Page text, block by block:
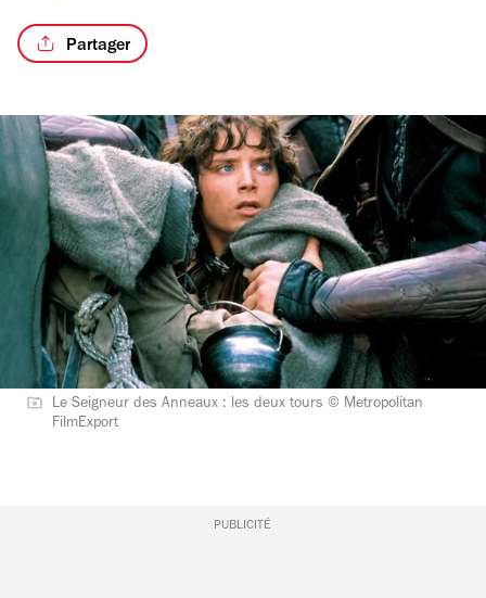
Partager
Le Seigneur des Anneaux : les deux tours © Metropolitan
FilmExport
PUBLICITÉ